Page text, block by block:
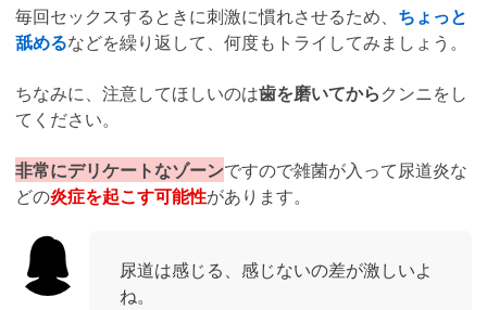
毎回セックスするときに刺激に慣れさせるため、 ちょっと
舐めるなどを繰り返して、何度もトライしてみましょう。
ちなみに、注意してほしいのは歯を磨いてからクンニをし
てください。
非常にデリケートなゾーンですので雑菌が入って尿道炎な
どの炎症を起こす可能性があります。
尿道は感じる、感じないの差が激しいよ
ね。